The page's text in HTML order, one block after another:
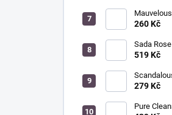
na nehty
260 Kč
Sada
FRENCH
519 Kč
TAYLOR -
279 Kč
Pure